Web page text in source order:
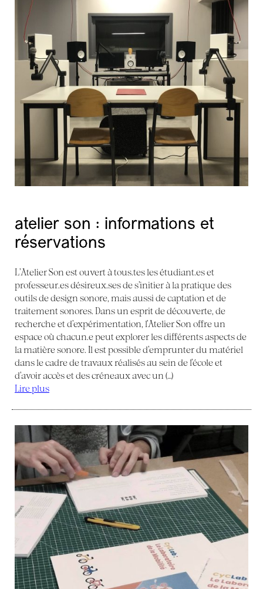
atelier son : informations et
réservations
L’Atelier Son est ouvert à tous.tes les étudiant.es et
professeur.es désireux.ses de s’initier à la pratique des
outils de design sonore, mais aussi de captation et de
traitement sonores. Dans un esprit de découverte, de
recherche et d’expérimentation, l’Atelier Son offre un
espace où chacun.e peut explorer les différents aspects de
la matière sonore. Il est possible d’emprunter du matériel
dans le cadre de travaux réalisés au sein de l’école et
d’avoir accès et des créneaux avec un (…)
Lire plus